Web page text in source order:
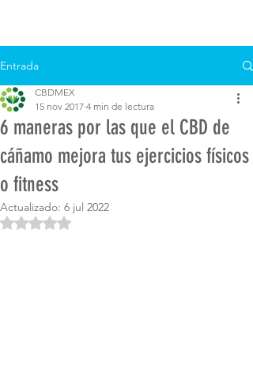
Entrada
6 maneras por las que el CBD de
cáñamo mejora tus ejercicios físicos
o fitness
CBDMEX
15 nov 2017 4 min de lectura
Actualizado: 6 jul 2022
Obtuvo NaN de 5 estrellas.